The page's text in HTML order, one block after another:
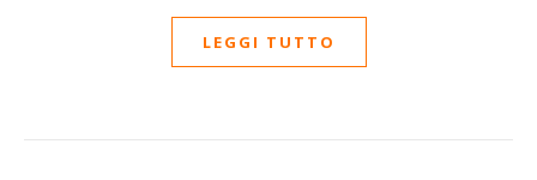
LEGGI TUTTO